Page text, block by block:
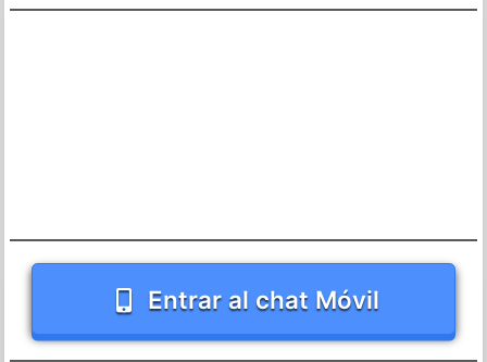
Entrar al chat Móvil